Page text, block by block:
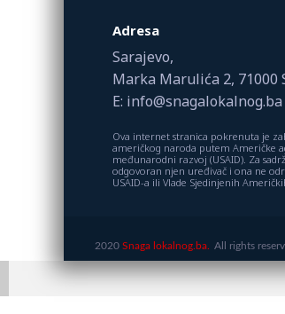
Adresa
Sarajevo,
Marka Marulića 2, 71000
E: info@snagalokalnog.ba
Ova internet stranica pokrenuta je
američkog naroda putem Američke
međunarodni razvoj (USAID). Za
odgovoran njen uređivač i ona ne
USAID-a ili Vlade Sjedinjenih
2020 Snaga lokalnog.ba. All rights